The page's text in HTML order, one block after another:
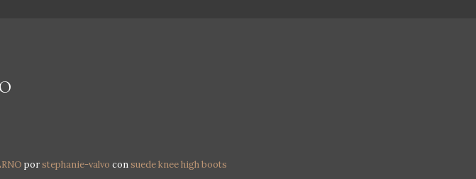
porstephanie-valvo consuede knee high boots